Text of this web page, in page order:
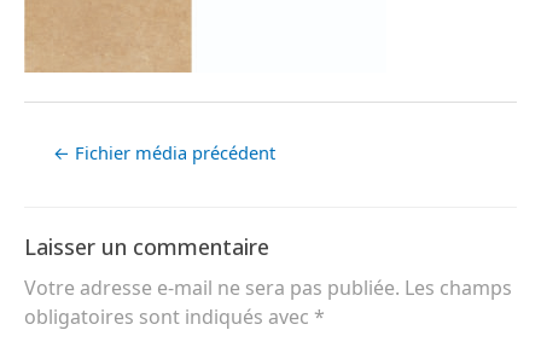
← Fichier média précédent
Laisser un commentaire
Votre adresse e-mail ne sera pas publiée. Les champs
obligatoires sont indiqués avec *